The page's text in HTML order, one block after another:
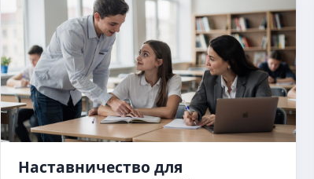
Наставничество для